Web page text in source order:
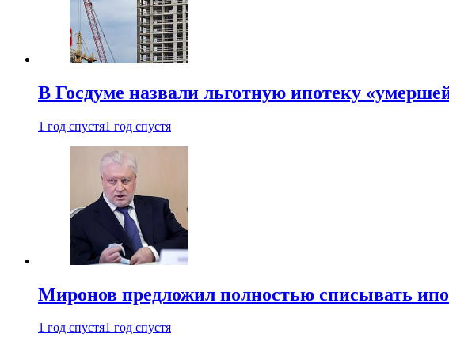
В Госдуме назвали льготную ипотеку
1 год спустя1 год спустя
Миронов предложил полностью списывать
1 год спустя1 год спустя